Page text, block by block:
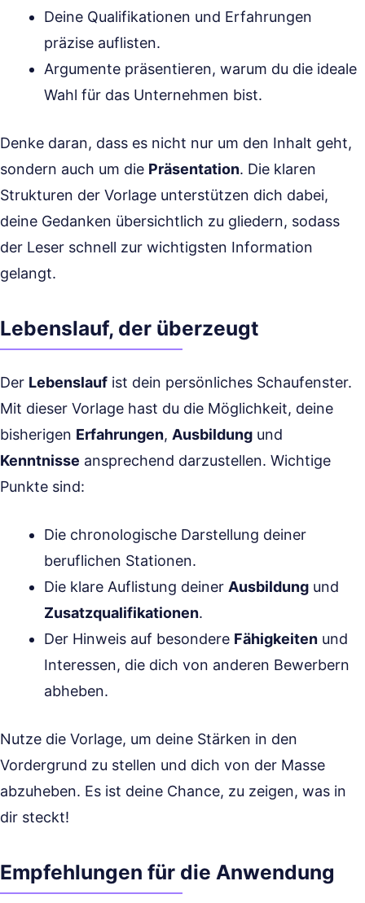
Deine Qualifikationen und Erfahrungen
präzise auflisten.
Argumente präsentieren, warum du die ideale
Wahl für das Unternehmen bist.
Denke daran, dass es nicht nur um den Inhalt geht,
sondern auch um die Präsentation. Die klaren
Strukturen der Vorlage unterstützen dich dabei,
deine Gedanken übersichtlich zu gliedern, sodass
der Leser schnell zur wichtigsten Information
gelangt.
Lebenslauf, der überzeugt
Der Lebenslauf ist dein persönliches Schaufenster.
Mit dieser Vorlage hast du die Möglichkeit, deine
bisherigen Erfahrungen, Ausbildung und
Kenntnisse ansprechend darzustellen. Wichtige
Punkte sind:
Die chronologische Darstellung deiner
beruflichen Stationen.
Die klare Auflistung deiner Ausbildung und
Zusatzqualifikationen.
Der Hinweis auf besondere Fähigkeiten und
Interessen, die dich von anderen Bewerbern
abheben.
Nutze die Vorlage, um deine Stärken in den
Vordergrund zu stellen und dich von der Masse
abzuheben. Es ist deine Chance, zu zeigen, was in
dir steckt!
Empfehlungen für die Anwendung